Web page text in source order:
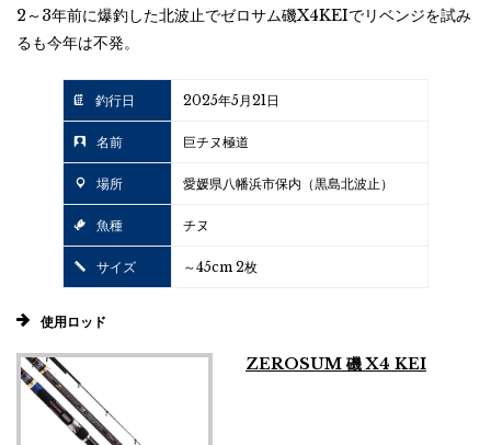
2～3年前に爆釣した北波止でゼロサム磯X4KEIでリベンジを試み
るも今年は不発。
釣行日 2025年5月21日
名前 巨チヌ極道
場所 愛媛県八幡浜市保内（黒島北波止）
魚種 チヌ
サイズ ～45cm 2枚
使用ロッド
ZEROSUM 磯 X4 KEI